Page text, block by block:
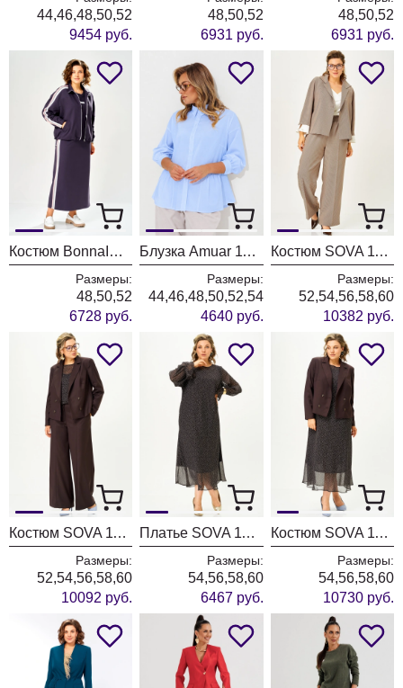
44,46,48,50,52
9454 руб.
48,50,52
6931 руб.
48,50,52
6931 руб.
Костюм BonnaImage 1065/1 серо-фиолетовый
Размеры:
48,50,52
6728 руб.
Блузка Amuar 1134 голубой
Размеры:
44,46,48,50,52,54
4640 руб.
Костюм SOVA 11349 бежевый
Размеры:
52,54,56,58,60
10382 руб.
Костюм SOVA 11346 коричневый
Размеры:
52,54,56,58,60
10092 руб.
Платье SOVA 11347
Размеры:
54,56,58,60
6467 руб.
Костюм SOVA 11348 коричневый
Размеры:
54,56,58,60
10730 руб.